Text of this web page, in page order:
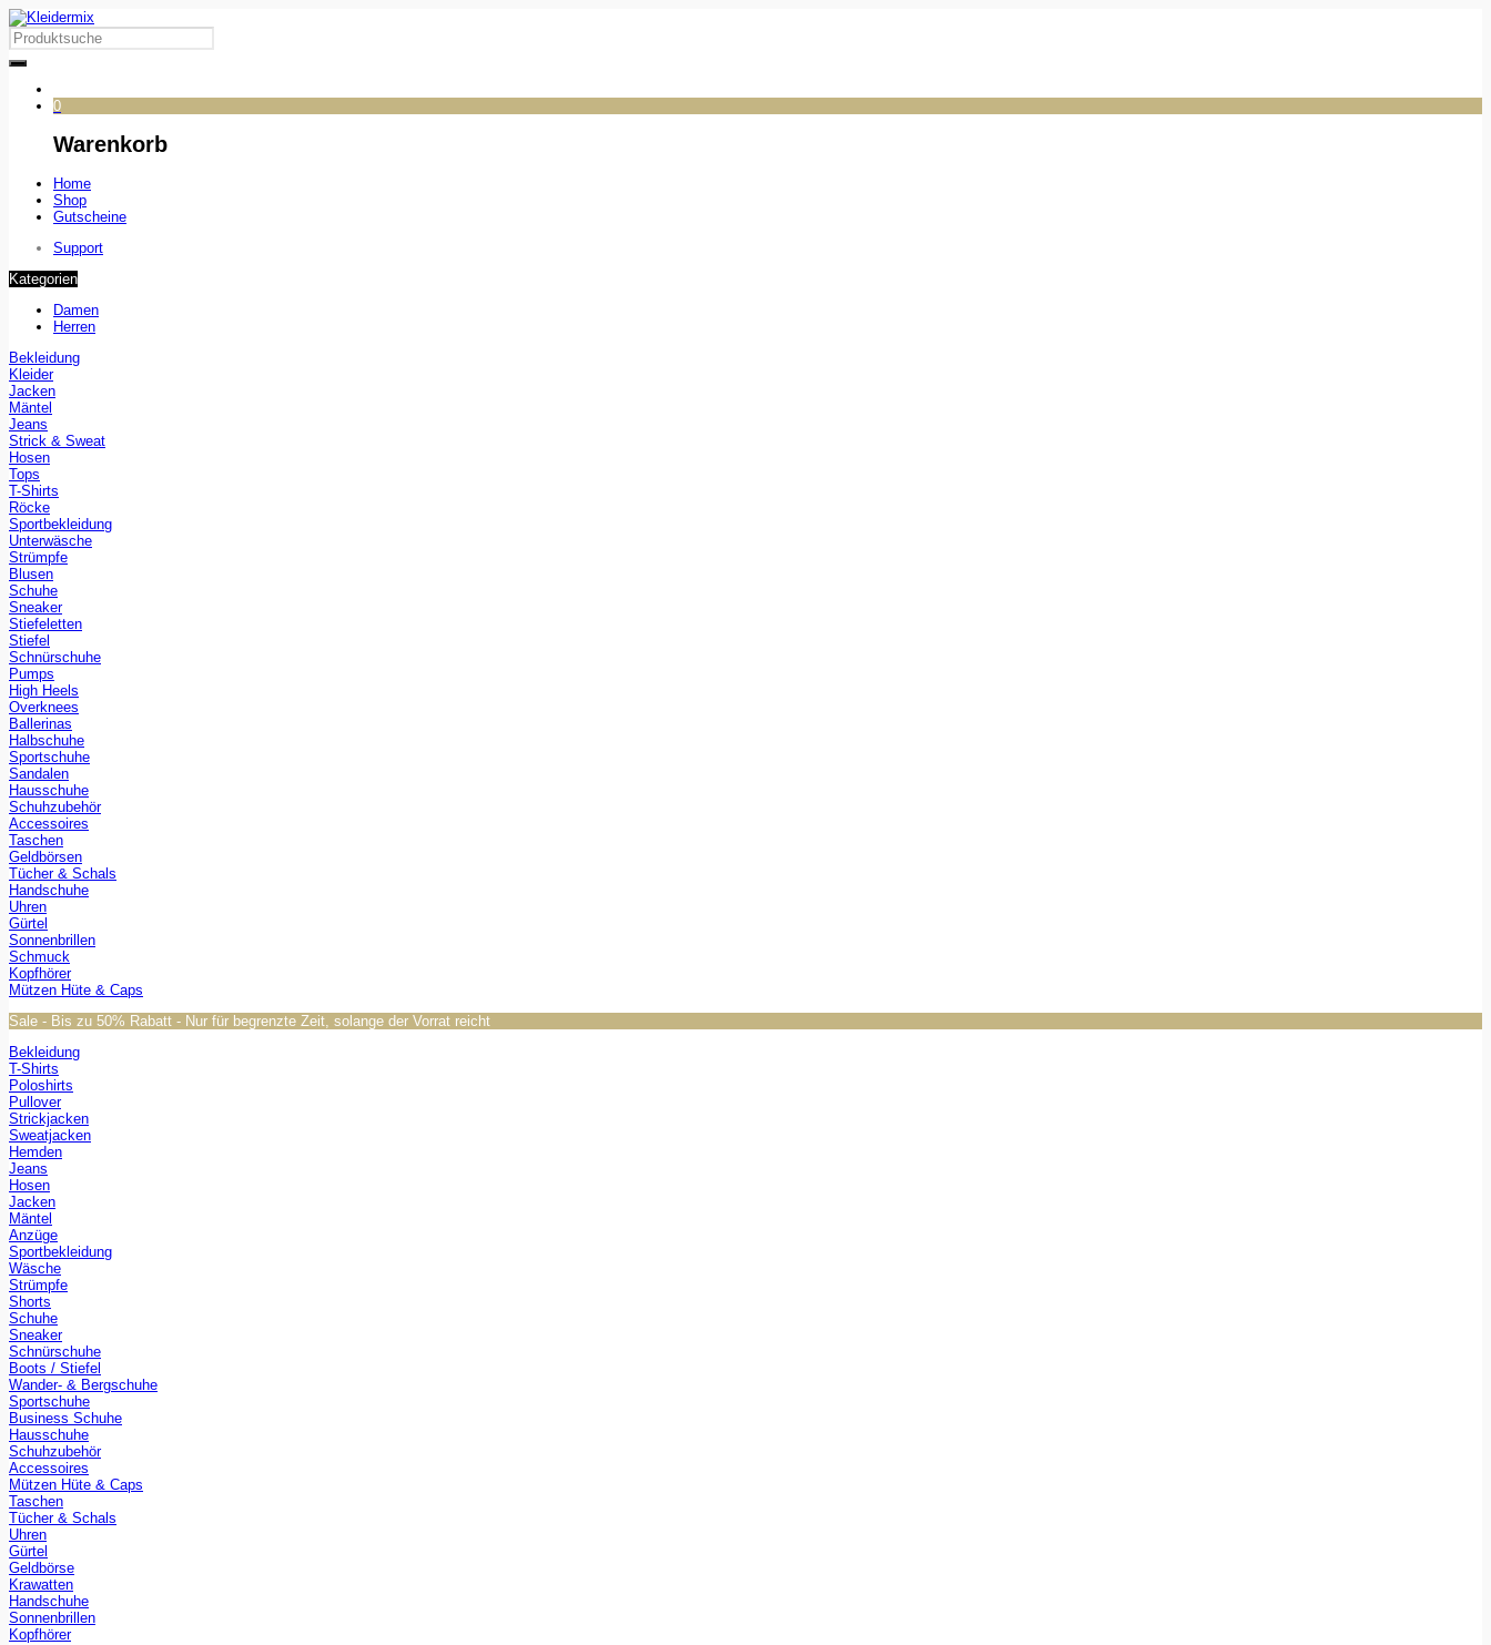
0
Warenkorb
Home
Shop
Gutscheine
Support
Kategorien
Damen
Herren
Bekleidung
Kleider
Jacken
Mäntel
Jeans
Strick & Sweat
Hosen
Tops
T-Shirts
Röcke
Sportbekleidung
Unterwäsche
Strümpfe
Blusen
Schuhe
Sneaker
Stiefeletten
Stiefel
Schnürschuhe
Pumps
High Heels
Overknees
Ballerinas
Halbschuhe
Sportschuhe
Sandalen
Hausschuhe
Schuhzubehör
Accessoires
Taschen
Geldbörsen
Tücher & Schals
Handschuhe
Uhren
Gürtel
Sonnenbrillen
Schmuck
Kopfhörer
Mützen Hüte & Caps
Sale - Bis zu 50% Rabatt - Nur für begrenzte Zeit, solange der Vorrat reicht
Bekleidung
T-Shirts
Poloshirts
Pullover
Strickjacken
Sweatjacken
Hemden
Jeans
Hosen
Jacken
Mäntel
Anzüge
Sportbekleidung
Wäsche
Strümpfe
Shorts
Schuhe
Sneaker
Schnürschuhe
Boots / Stiefel
Wander- & Bergschuhe
Sportschuhe
Business Schuhe
Hausschuhe
Schuhzubehör
Accessoires
Mützen Hüte & Caps
Taschen
Tücher & Schals
Uhren
Gürtel
Geldbörse
Krawatten
Handschuhe
Sonnenbrillen
Kopfhörer